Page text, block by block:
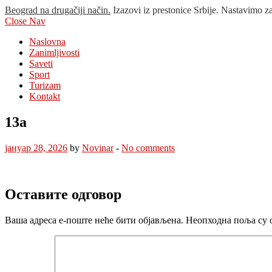
Beograd na drugačiji način. Izazovi iz prestonice Srbije. Nastavimo
Close Nav
Naslovna
Zanimljivosti
Saveti
Sport
Turizam
Kontakt
13a
јануар 28, 2026 by Novinar- No comments
Оставите одговор
Ваша адреса е-поште неће бити објављена. Неопходна поља су